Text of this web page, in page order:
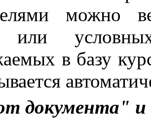
можно
или
в базу
документа" и